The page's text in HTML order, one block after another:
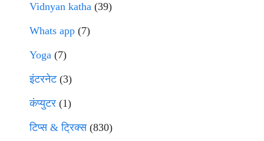
Vidnyan katha (39)
Whats app (7)
Yoga (7)
इंटरनेट(3)
कंप्युटर (1)
टिप्स & ट्रिक्स(830)